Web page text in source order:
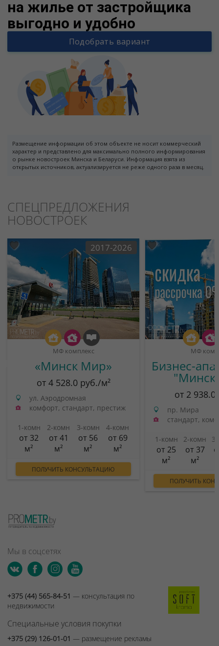
на жилье от застройщика
выгодно и удобно
Подобрать вариант
Размещение информации об этом объекте не носит коммерческий
характер и представлено для максимально полного информирования
о рынке новостроек Минска и Беларуси. Информация взята из
открытых источников, актуализируется не реже одного раза в месяц.
СПЕЦПРЕДЛОЖЕНИЯ
НОВОСТРОЕК
2017-2026
МФ комплекс
«Минск Мир»
от 4 528.0 руб./м²
ул. Аэродромная
комфорт, стандарт, престиж
1-комн
от 32
м²
2-комн
от 41
м²
3-комн
от 56
м²
4-комн
от 69
м²
ПОЛУЧИТЬ КОНСУЛЬТАЦИЮ
МФ
Бизнес-
от 2
пр. Мира
стандарт,
1-комн
от 25
м²
2-комн
от 37
м²
ПОЛУЧИТЬ
Мы в соцсетях
+375 (44) 565-84-51 — консультация по
недвижимости
Специальные условия покупки
+375 (29) 126-01-01 — размещение рекламы